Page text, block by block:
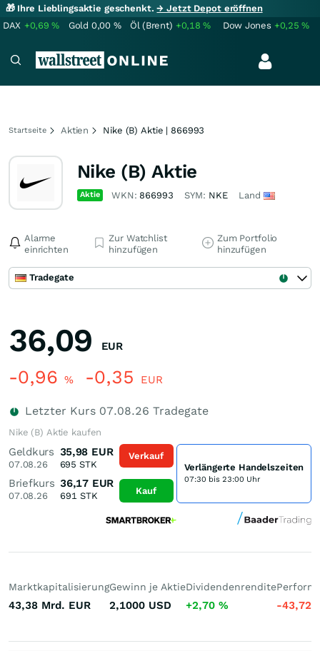
🎁 Ihre Lieblingsaktie geschenkt.→ Jetzt Depot eröffnen
DAX +0,69% Gold 0,00 % Öl (Brent) +0,18% Dow Jones +0,25%
Startseite Aktien Nike (B) Aktie | 866993
Nike (B) Aktie
Aktie WKN: 866993 SYM: NKE Land
Alarme
einrichten
Zur Watchlist
hinzufügen
Zum Portfolio
hinzufügen
Tradegate
36,09 EUR
-0,96 % -0,35 EUR
Letzter Kurs 07.08.26 Tradegate
Nike (B) Aktie kaufen
Geldkurs
07.08.26
35,98 EUR
695 STK
Briefkurs
07.08.26
36,17 EUR
691 STK
Verkauf
Kauf
Verlängerte Handelszeiten
07:30 bis 23:00 Uhr
Marktkapitalisierung
43,38 Mrd. EUR
Gewinn je Aktie
2,1000 USD
Dividendenrendite
+2,70 % -43,72